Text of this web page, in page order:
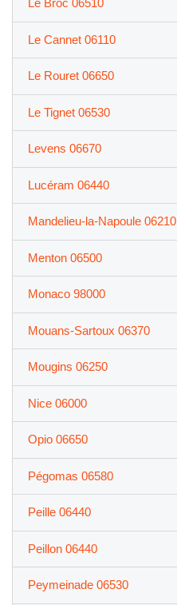
Le Broc 06510
Le Cannet 06110
Le Rouret 06650
Le Tignet 06530
Levens 06670
Lucéram 06440
Mandelieu-la-Napoule 06210
Menton 06500
Monaco 98000
Mouans-Sartoux 06370
Mougins 06250
Nice 06000
Opio 06650
Pégomas 06580
Peille 06440
Peillon 06440
Peymeinade 06530